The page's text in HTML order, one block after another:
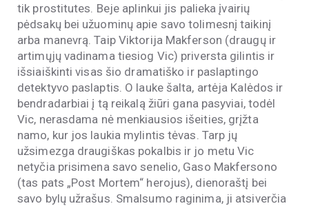
tik prostitutes. Beje aplinkui jis palieka įvairių
pėdsakų bei užuominų apie savo tolimesnį taikinį
arba manevrą. Taip Viktorija Makferson (draugų ir
artimųjų vadinama tiesiog Vic) priversta gilintis ir
išsiaiškinti visas šio dramatiško ir paslaptingo
detektyvo paslaptis. O lauke šalta, artėja Kalėdos ir
bendradarbiai į tą reikalą žiūri gana pasyviai, todėl
Vic, nerasdama nė menkiausios išeities, grįžta
namo, kur jos laukia mylintis tėvas. Tarp jų
užsimezga draugiškas pokalbis ir jo metu Vic
netyčia prisimena savo senelio, Gaso Makfersono
(tas pats „Post Mortem“ herojus), dienoraštį bei
savo bylų užrašus. Smalsumo raginima, ji atsiverčia